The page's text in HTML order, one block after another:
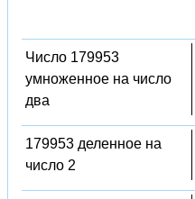
Число 179953
умноженное на число
два
179953 деленное на
число 2